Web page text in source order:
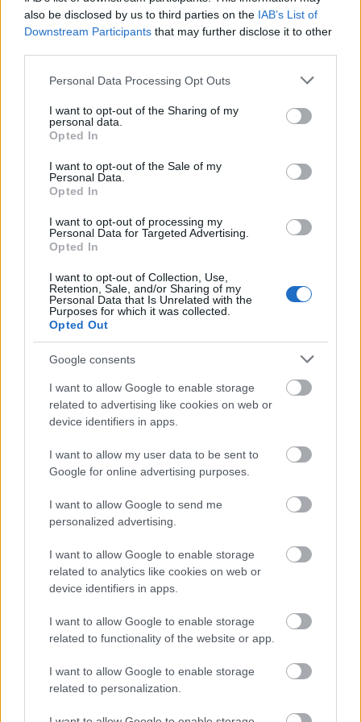
also be disclosed by us to third parties on the IAB’s List of
Downstream Participants that may further disclose it to other
Please note that this website/app uses one or more Google
not limited to your visit or usage behaviour. You may click to
grant or deny consent to Google and its third-party tags to
use your data for below specified purposes in below Google
consent section.
Personal Data Processing Opt Outs
I want to opt-out of the Sharing of my
personal data.
Opted In
I want to opt-out of the Sale of my
Personal Data.
Opted In
I want to opt-out of processing my
Personal Data for Targeted Advertising.
Opted In
I want to opt-out of Collection, Use,
Retention, Sale, and/or Sharing of my
Personal Data that Is Unrelated with the
Purposes for which it was collected.
Opted Out
Google consents
I want to allow Google to enable storage
related to advertising like cookies on web or
device identifiers in apps.
I want to allow my user data to be sent to
Google for online advertising purposes.
I want to allow Google to send me
personalized advertising.
I want to allow Google to enable storage
related to analytics like cookies on web or
device identifiers in apps.
I want to allow Google to enable storage
related to functionality of the website or app.
I want to allow Google to enable storage
related to personalization.
Πρόκειται, ίσως, για το σημαντικότερο οικονομικό
ευρωπαϊκό εγχείρημα, που παραμένει ακόμη
ανολοκλήρωτο. Γι' αυτό και θα πρέπει να
τη διάρκεια της Ιρλανδικής προεδρίας, υπό τον
καλό μου φίλο Σάιμον Χάρις. Πρέπει να
στηρίξουμε την Ιρλανδική προεδρία, ώστε να
Σε αυτό το πλαίσιο, θα ήθελα να επαναλάβω ότι η
Ελλάδα συνεχίζει να στηρίζει την πρόταση της
αποτελεί την πιο συνεκτική και φιλόδοξη
προσέγγιση για την υλοποίηση των στόχων της
Ένωσης Αποταμιεύσεων και Επενδύσεων.
Πιστεύουμε ότι η βαθύτερη ενοποίηση των
κεντρικής ευρωπαϊκής εποπτείας.
διασυνοριακή παρουσία, θα πρέπει να
εποπτεύονται μέσα από μια κοινή ευρωπαϊκή
προσέγγιση. Δεν μπορούμε να αναμένουμε ότι θα
δημιουργήσουμε μια πραγματικά ενοποιημένη